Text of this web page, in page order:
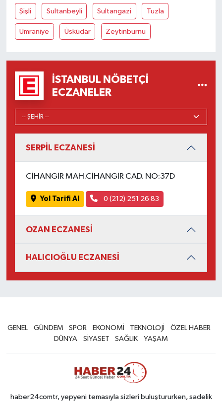
Şişli Sultanbeyli Sultangazi Tuzla
Ümraniye Üsküdar Zeytinburnu
İSTANBUL NÖBETÇI
ECZANELER
SERPİL ECZANESİ
CİHANGİR MAH.CİHANGİR CAD. NO:37D
Yol Tarifi Al 0 (212) 251 26 83
OZAN ECZANESİ
HALICIOĞLU ECZANESİ
GENEL GÜNDEM SPOR EKONOMİ TEKNOLOJİ
ÖZEL HABER
DÜNYA
SİYASET SAĞLIK YAŞAM
haber24comtr, yepyeni temasıyla sizleri buluştururken, sadelik